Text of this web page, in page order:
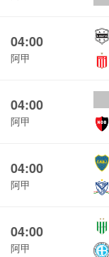
04:00
阿甲
04:00
阿甲
04:00
阿甲
04:00
阿甲